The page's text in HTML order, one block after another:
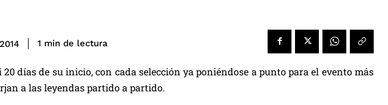
1 min de lectura
días de su inicio, con cada selección ya poniéndose a punto para el evento más
a las leyendas partido a partido.